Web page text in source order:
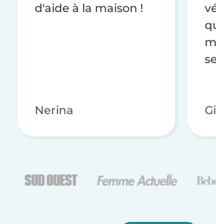
d'aide à la maison !
Nerina